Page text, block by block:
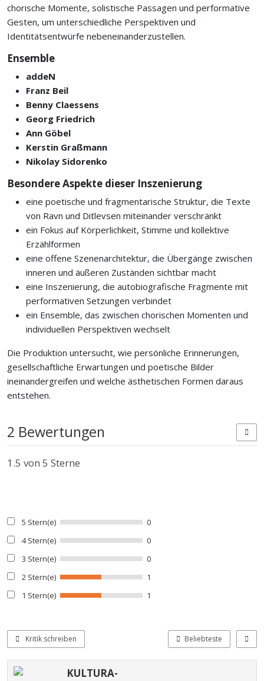
chorische Momente, solistische Passagen und performative
Gesten, um unterschiedliche Perspektiven und
Identitätsentwürfe nebeneinanderzustellen.
Ensemble
addeN
Franz Beil
Benny Claessens
Georg Friedrich
Ann Göbel
Kerstin Graßmann
Nikolay Sidorenko
Besondere Aspekte dieser Inszenierung
eine poetische und fragmentarische Struktur, die Texte
von Ravn und Ditlevsen miteinander verschränkt
ein Fokus auf Körperlichkeit, Stimme und kollektive
Erzählformen
eine offene Szenenarchitektur, die Übergänge zwischen
inneren und äußeren Zuständen sichtbar macht
eine Inszenierung, die autobiografische Fragmente mit
performativen Setzungen verbindet
ein Ensemble, das zwischen chorischen Momenten und
individuellen Perspektiven wechselt
Die Produktion untersucht, wie persönliche Erinnerungen,
gesellschaftliche Erwartungen und poetische Bilder
ineinandergreifen und welche ästhetischen Formen daraus
entstehen.
2 Bewertungen
1.5 von 5 Sterne
5 Stern(e)
0
4 Stern(e)
0
3 Stern(e)
0
2 Stern(e)
1
1 Stern(e)
1
Kritik schreiben Beliebteste
KULTURA-